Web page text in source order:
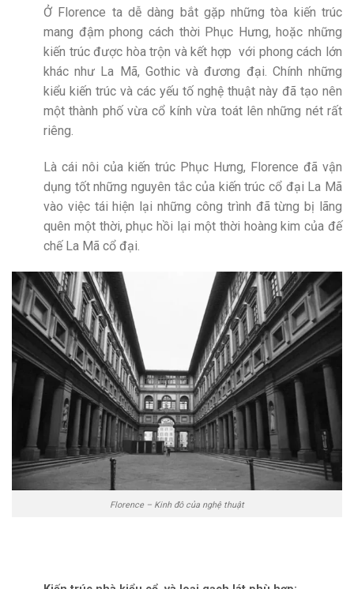
Ở Florence ta dễ dàng bắt gặp những tòa kiến trúc
mang đậm phong cách thời Phục Hưng, hoặc những
kiến trúc được hòa trộn và kết hợp với phong cách lớn
khác như La Mã, Gothic và đương đại. Chính những
kiểu kiến trúc và các yếu tố nghệ thuật này đã tạo nên
một thành phố vừa cổ kính vừa toát lên những nét rất
riêng.
Là cái nôi của kiến trúc Phục Hưng, Florence đã vận
dụng tốt những nguyên tắc của kiến trúc cổ đại La Mã
vào việc tái hiện lại những công trình đã từng bị lãng
quên một thời, phục hồi lại một thời hoàng kim của đế
chế La Mã cổ đại.
Florence – Kinh đô của nghệ thuật